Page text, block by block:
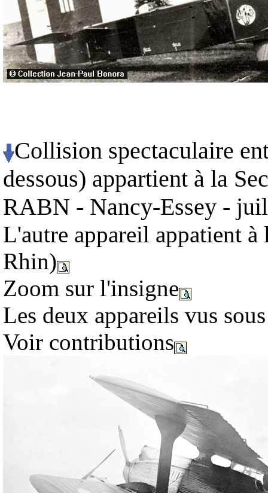
Collision spectaculaire
dessous) appartient à la
RABN - Nancy-Essey -
L'autre appareil appatient
Rhin)
Zoom sur l'insigne
Les deux appareils vus
Voir contributions